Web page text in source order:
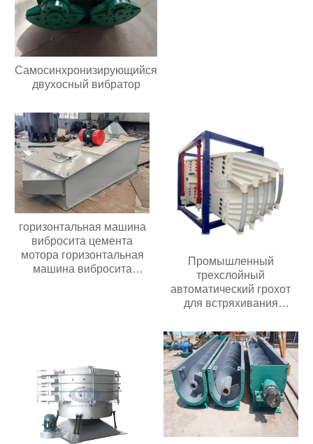
Самосинхронизирующийся
двухосный вибратор
горизонтальная машина
вибросита цемента
мотора горизонтальная
машина вибросита
Промышленный
трехслойный
автоматический грохот
для встряхивания
кварцевый линейный
вибрационный грохот